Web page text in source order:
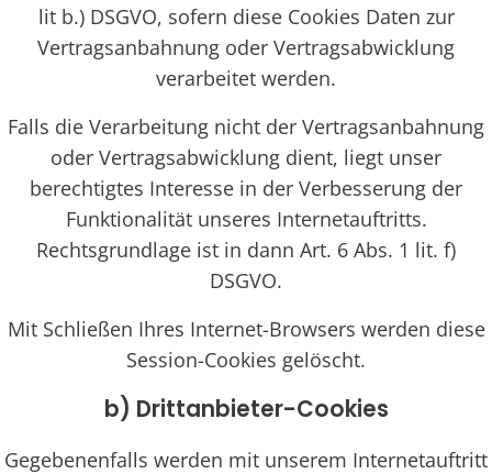
lit b.) DSGVO, sofern diese Cookies Daten zur
Vertragsanbahnung oder Vertragsabwicklung
verarbeitet werden.
Falls die Verarbeitung nicht der Vertragsanbahnung
oder Vertragsabwicklung dient, liegt unser
berechtigtes Interesse in der Verbesserung der
Funktionalität unseres Internetauftritts.
Rechtsgrundlage ist in dann Art. 6 Abs. 1 lit. f)
DSGVO.
Mit Schließen Ihres Internet-Browsers werden diese
Session-Cookies gelöscht.
b) Drittanbieter-Cookies
Gegebenenfalls werden mit unserem Internetauftritt